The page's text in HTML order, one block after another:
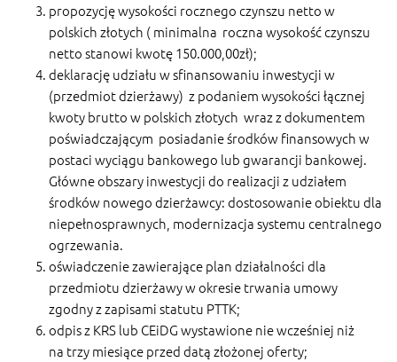
propozycję wysokości rocznego czynszu netto w
polskich złotych ( minimalna roczna wysokość czynszu
netto stanowi kwotę 150.000,00zł);
deklarację udziału w sfinansowaniu inwestycji w
(przedmiot dzierżawy) z podaniem wysokości łącznej
kwoty brutto w polskich złotych wraz z dokumentem
poświadczającym posiadanie środków finansowych w
postaci wyciągu bankowego lub gwarancji bankowej.
Główne obszary inwestycji do realizacji z udziałem
środków nowego dzierżawcy: dostosowanie obiektu dla
niepełnosprawnych, modernizacja systemu centralnego
ogrzewania.
oświadczenie zawierające plan działalności dla
przedmiotu dzierżawy w okresie trwania umowy
zgodny z zapisami statutu PTTK;
odpis z KRS lub CEiDG wystawione nie wcześniej niż
na trzy miesiące przed datą złożonej oferty;